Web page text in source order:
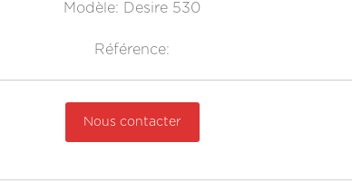
Modèle: Desire 530
Référence:
Nous contacter